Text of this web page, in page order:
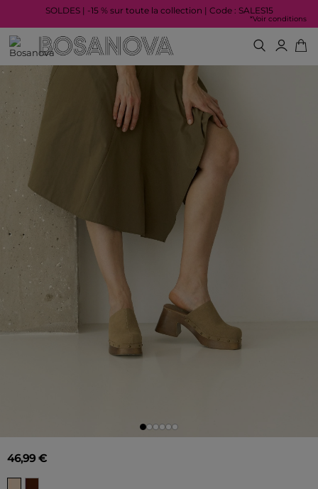
SOLDES | -15 % sur toute la collection | Code : SALES15
*Voir conditions
46,99 €